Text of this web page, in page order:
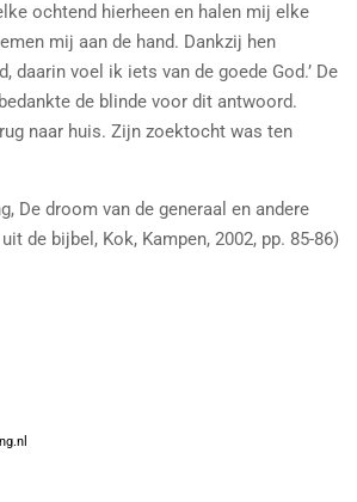
ochtend hierheen en halen mij elke
mij aan de hand. Dankzij hen
daarin voel ik iets van de goede God.’ De
de blinde voor dit antwoord.
naar huis. Zijn zoektocht was ten
De droom van de generaal en andere
de bijbel, Kok, Kampen, 2002, pp. 85-86)